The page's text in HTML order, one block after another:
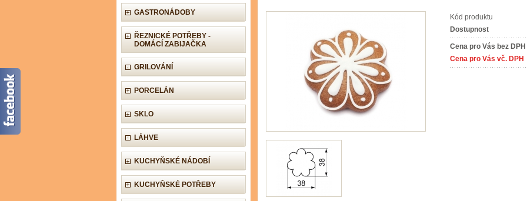
GASTRONÁDOBY
ŘEZNICKÉ POTŘEBY -
DOMÁCÍ ZABIJAČKA
GRILOVÁNÍ
PORCELÁN
SKLO
LÁHVE
KUCHYŇSKÉ NÁDOBÍ
KUCHYŇSKÉ POTŘEBY
Kód produktu
Dostupnost
Cena pro Vás bez DPH
Cena pro Vás vč. DPH